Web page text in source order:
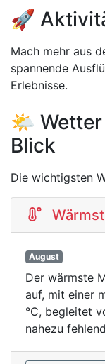
🚀
Mach mehr aus
spannende
Erlebnisse.
🌤️ Wetter
Blick
Die wichtigsten
August
Der wärmste
auf, mit einer
°C, begleitet
nahezu